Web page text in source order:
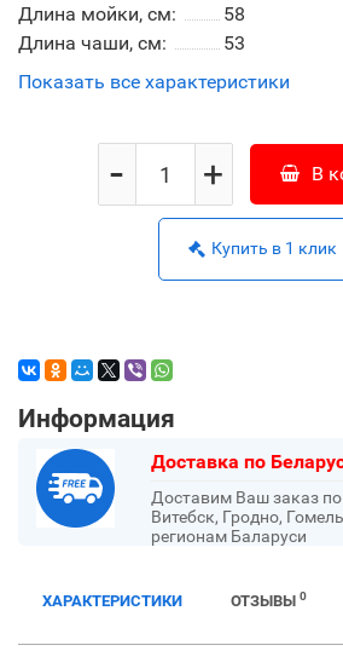
Длина мойки, см:
58
Длина чаши, см:
53
Показать все характеристики
+
- В
Купить в 1 клик
Информация
Доставка по
Доставим Ваш заказ по
Витебск, Гродно,
регионам Баларуси
ХАРАКТЕРИСТИКИ ОТЗЫВЫ 0